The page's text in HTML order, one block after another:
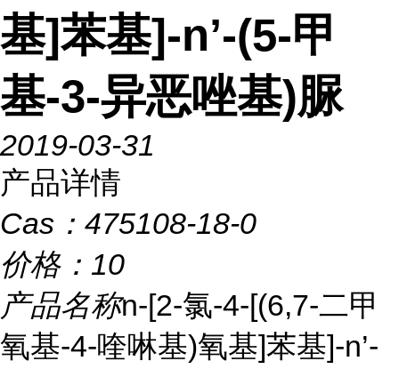
基]苯基]-n’-(5-甲
基-3-异恶唑基)脲
2019-03-31
产品详情
Cas： 475108-18-0
价格： 10
产品名称n-[2-氯-4-[(6,7-二甲
氧基-4-喹啉基)氧基]苯基]-n’-